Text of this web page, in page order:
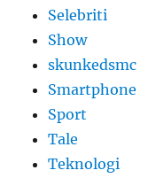
Selebriti
Show
skunkedsmc
Smartphone
Sport
Tale
Teknologi